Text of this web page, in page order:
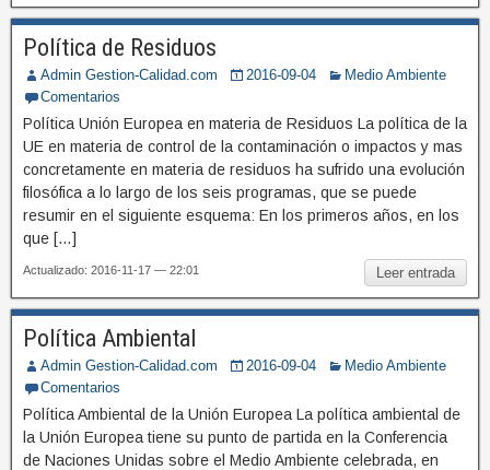
Política de Residuos
Admin Gestion-Calidad.com 2016-09-04
Medio Ambiente
Comentarios
Política Unión Europea en materia de Residuos La política de la
UE en materia de control de la contaminación o impactos y mas
concretamente en materia de residuos ha sufrido una evolución
filosófica a lo largo de los seis programas, que se puede
resumir en el siguiente esquema: En los primeros años, en los
que […]
Leer entrada
Actualizado: 2016-11-17 — 22:01
Política Ambiental
Admin Gestion-Calidad.com 2016-09-04
Medio Ambiente
Comentarios
Política Ambiental de la Unión Europea La política ambiental de
la Unión Europea tiene su punto de partida en la Conferencia
de Naciones Unidas sobre el Medio Ambiente celebrada, en